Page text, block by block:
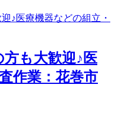
も大歓迎♪医
作業：花巻市